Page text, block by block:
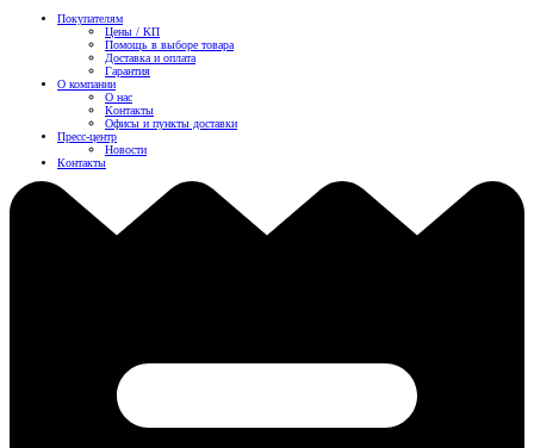
Покупателям
Цены / КП
Помощь в выборе товара
Доставка и оплата
Гарантия
О компании
О нас
Контакты
Офисы и пункты доставки
Пресс-центр
Новости
Контакты